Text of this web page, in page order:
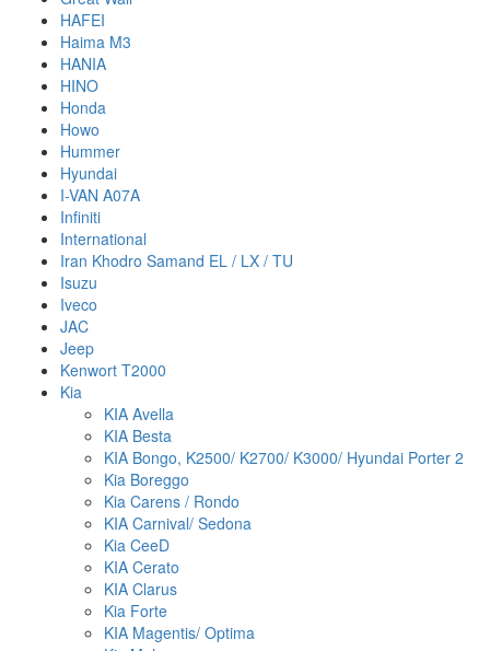
HAFEI
Haima M3
HANIA
HINO
Honda
Howo
Hummer
Hyundai
I-VAN A07A
Infiniti
International
Iran Khodro Samand EL / LX / TU
Isuzu
Iveco
JAC
Jeep
Kenwort T2000
Kia
KIA Avella
KIA Besta
KIA Bongo, K2500/ K2700/ K3000/ Hyundai Porter 2
Kia Boreggo
Kia Carens / Rondo
KIA Carnival/ Sedona
Kia CeeD
KIA Cerato
KIA Clarus
Kia Forte
KIA Magentis/ Optima